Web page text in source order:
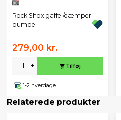
Rock Shox gaffel/dæmper
pumpe
279,00 kr.
- + Tilføj
1-2 hverdage
Relaterede produkter